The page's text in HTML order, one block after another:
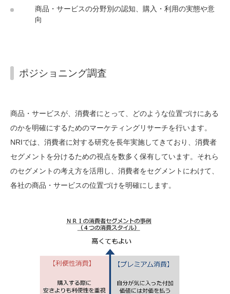
商品・サービスの分野別の認知、購入・利用の実態や意
向
ポジショニング調査
商品・サービスが、消費者にとって、どのような位置づけにある
のかを明確にするためのマーケティングリサーチを行います。
NRIでは、消費者に対する研究を長年実施してきており、消費者
セグメントを分けるための視点を数多く保有しています。それら
のセグメントの考え方を活用し、消費者をセグメントにわけて、
各社の商品・サービスの位置づけを明確にします。